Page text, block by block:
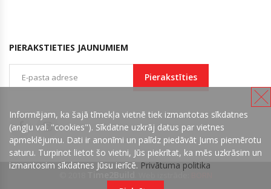
PIERAKSTIETIES JAUNUMIEM
Pierakstīties
Informējam, ka šajā tīmekļa vietnē tiek izmantotas sīkdatnes
(angļu val. "cookies"). Sīkdatne uzkrāj datus par vietnes
apmeklējumu. Dati ir anonīmi un palīdz piedāvāt Jums piemērotu
saturu. Turpinot lietot šo vietni, Jūs piekrītat, ka mēs uzkrāsim un
izmantosim sīkdatnes Jūsu ierīcē. Privātuma politika